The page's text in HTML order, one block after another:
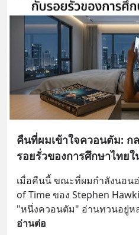
คืนที่ผมเข้าใจควอนตัม: ก
รอยรั่วของการศึกษาไทย
เมื่อคืนนี้ ขณะที่ผมกำลังนอน
of Time ของ Stephen
"หนึ่งควอนตัม" อ่านทวนอยู่ห
อ่านต่อ